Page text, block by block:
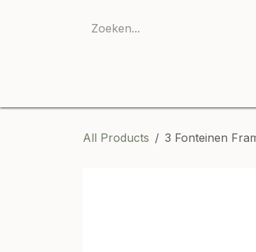
All Products 3 Fonteinen